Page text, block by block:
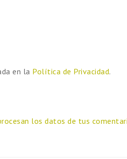
en la Política de Privacidad.
los datos de tus